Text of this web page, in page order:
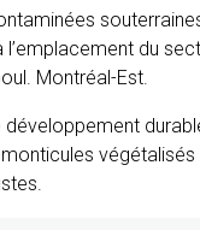
du
Montréal-Est.